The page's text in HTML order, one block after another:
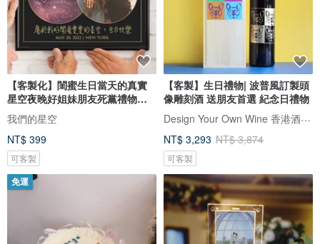
【客製化】閨蜜生日當天的真實
星空夜晚好姐妹朋友死黨禮物電
子檔
我們的星空
NT$ 399
可客製
【客製】生日禮物| 波普風訂製頭
像雕刻酒 送朋友首選 紀念日禮物
Design Your Own Wine 香港酒瓶雕刻禮品專門店
NT$ 3,293 NT$ 3,874
可客製
免運